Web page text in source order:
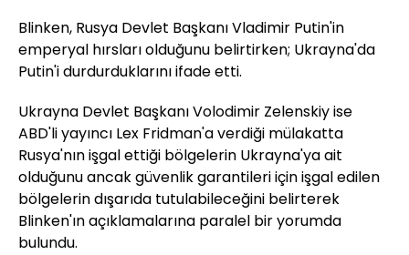
Blinken, Rusya Devlet Başkanı Vladimir Putin'in
emperyal hırsları olduğunu belirtirken; Ukrayna'da
Putin'i durdurduklarını ifade etti.
Ukrayna Devlet Başkanı Volodimir Zelenskiy ise
ABD'li yayıncı Lex Fridman'a verdiği mülakatta
Rusya'nın işgal ettiği bölgelerin Ukrayna'ya ait
olduğunu ancak güvenlik garantileri için işgal edilen
bölgelerin dışarıda tutulabileceğini belirterek
Blinken'ın açıklamalarına paralel bir yorumda
bulundu.